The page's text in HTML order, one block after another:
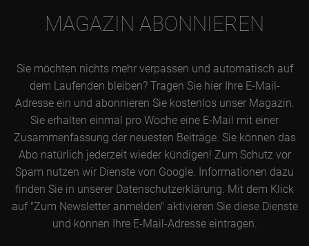
MAGAZIN ABONNIEREN
Sie möchten nichts mehr verpassen und automatisch auf
dem Laufenden bleiben? Tragen Sie hier Ihre E-Mail-
Adresse ein und abonnieren Sie kostenlos unser Magazin.
Sie erhalten einmal pro Woche eine E-Mail mit einer
Zusammenfassung der neuesten Beiträge. Sie können das
Abo natürlich jederzeit wieder kündigen! Zum Schutz vor
Spam nutzen wir Dienste von Google. Informationen dazu
finden Sie in unserer Datenschutzerklärung. Mit dem Klick
auf "Zum Newsletter anmelden" aktivieren Sie diese Dienste
und können Ihre E-Mail-Adresse eintragen.